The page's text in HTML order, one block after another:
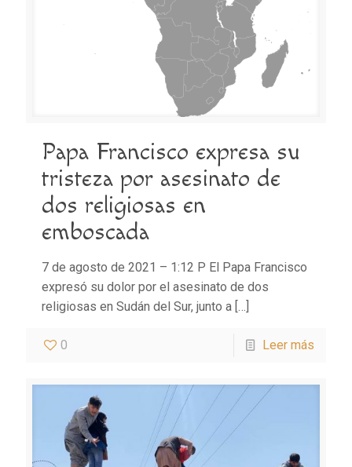
Papa Francisco expresa su
tristeza por asesinato de
dos religiosas en
emboscada
7 de agosto de 2021 – 1:12 P El Papa Francisco
expresó su dolor por el asesinato de dos
religiosas en Sudán del Sur, junto a […]
0 Leer más